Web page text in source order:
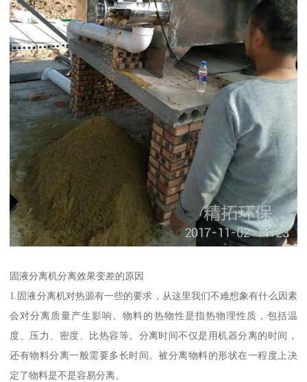
固液分离机分离效果变差的原因
1.固液分离机对热源有一些的要求，从这里我们不难想象有什么因素
会对分离质量产生影响。物料的热物性是指热物理性质，包括温
度、压力、密度、比热容等。分离时间不仅是用机器分离的时间，
还有物料分离一般需要多长时间。被分离物料的形状在一程度上决
定了物料是不是容易分离。